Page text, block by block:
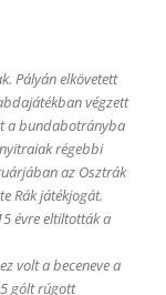
Pályán elkövetett
végzett
a bundabotrányba
régebbi
az Osztrák
Rák játékjogát.
évre eltiltották a
volt a beceneve a
gólt rúgott